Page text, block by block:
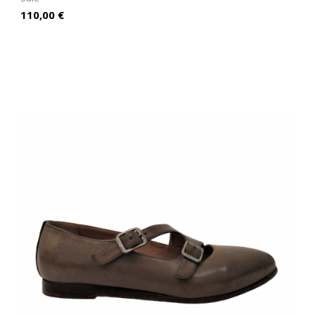
Prezzo
110,00 €